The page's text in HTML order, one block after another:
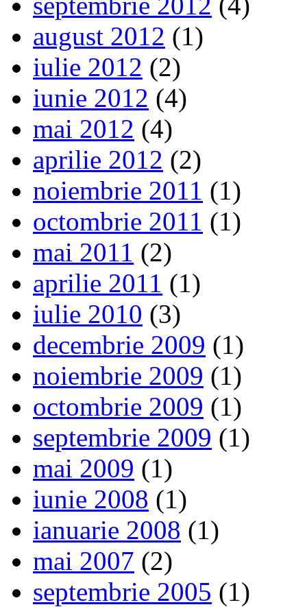
august 2012 (1)
iulie 2012 (2)
iunie 2012 (4)
mai 2012 (4)
aprilie 2012 (2)
noiembrie 2011 (1)
octombrie 2011 (1)
mai 2011 (2)
aprilie 2011 (1)
iulie 2010 (3)
decembrie 2009 (1)
noiembrie 2009 (1)
octombrie 2009 (1)
septembrie 2009 (1)
mai 2009 (1)
iunie 2008 (1)
ianuarie 2008 (1)
mai 2007 (2)
septembrie 2005 (1)